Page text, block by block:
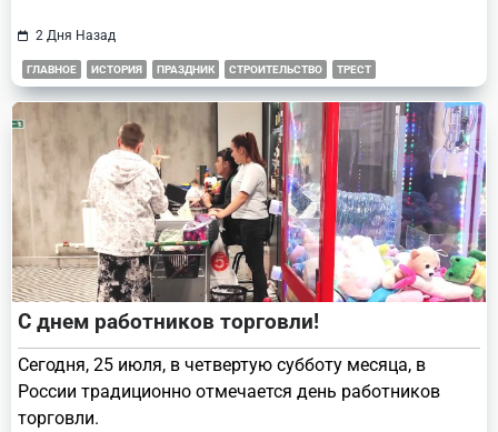
2 Дня Назад
ГЛАВНОЕ ИСТОРИЯ ПРАЗДНИК СТРОИТЕЛЬСТВО ТРЕСТ
С днем работников торговли!
Сегодня, 25 июля, в четвертую субботу месяца, в
России традиционно отмечается день работников
торговли.